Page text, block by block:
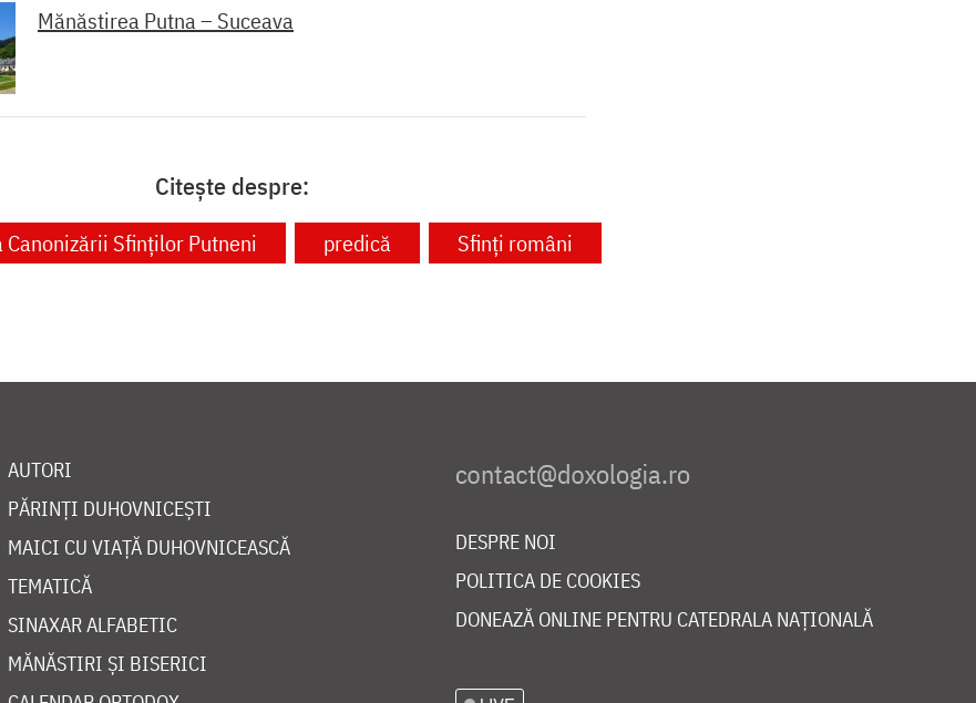
Mănăstirea Putna – Suceava
Citește despre:
Canonizării Sfinților Putneni predică Sfinți români
AUTORI
PĂRINȚI DUHOVNICEȘTI
MAICI CU VIAȚĂ DUHOVNICEASCĂ
TEMATICĂ
SINAXAR ALFABETIC
MĂNĂSTIRI ȘI BISERICI
DESPRE NOI
POLITICA DE COOKIES
DONEAZĂ ONLINE PENTRU CATEDRALA NAȚIONALĂ